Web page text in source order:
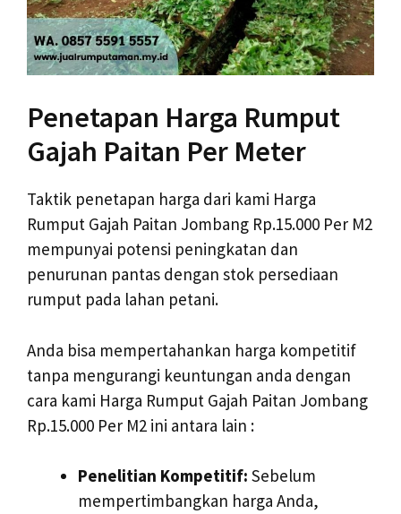
Penetapan Harga Rumput
Gajah Paitan Per Meter
Taktik penetapan harga dari kami Harga
Rumput Gajah Paitan Jombang Rp.15.000 Per M2
mempunyai potensi peningkatan dan
penurunan pantas dengan stok persediaan
rumput pada lahan petani.
Anda bisa mempertahankan harga kompetitif
tanpa mengurangi keuntungan anda dengan
cara kami Harga Rumput Gajah Paitan Jombang
Rp.15.000 Per M2 ini antara lain :
Penelitian Kompetitif: Sebelum
mempertimbangkan harga Anda,